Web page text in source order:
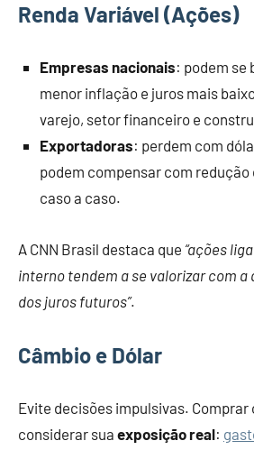
Renda Variável (Ações)
Empresas nacionais: podem se
menor inflação e juros mais
varejo, setor financeiro e
Exportadoras: perdem com
podem compensar com redução
caso a caso.
A CNN Brasil destaca que “ações
interno tendem a se valorizar com a
dos juros futuros”.
Câmbio e Dólar
Evite decisões impulsivas. Comprar
considerar sua exposição real: